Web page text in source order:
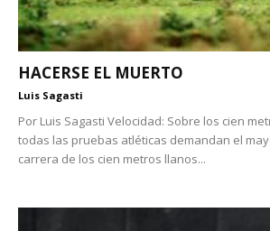
HACERSE EL MUERTO
Luis Sagasti
Por Luis Sagasti Velocidad: Sobre los cien
todas las pruebas atléticas demandan el
carrera de los cien metros llanos...